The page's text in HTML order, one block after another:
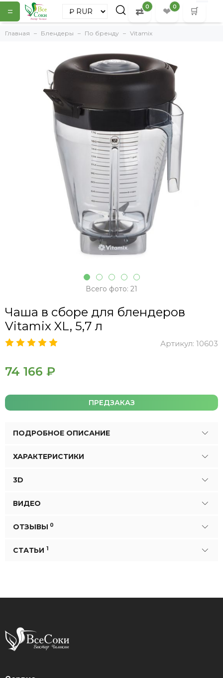
= ⇄ 0 ❤ 0 🛒
Главная Блендеры По бренду Vitamix
Всего фото: 21
Чаша в сборе для блендеров
Vitamix XL, 5,7 л
Артикул: 10603
74 166 ₽
ПРЕДЗАКАЗ
ПОДРОБНОЕ ОПИСАНИЕ
ХАРАКТЕРИСТИКИ
3D
ВИДЕО
ОТЗЫВЫ 0
СТАТЬИ 1